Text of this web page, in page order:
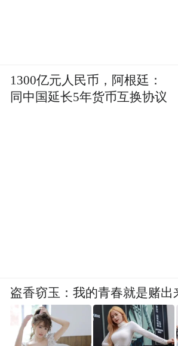
1300亿元人民币，阿根廷：
同中国延长5年货币互换协议
盗香窃玉：我的青春就是赌出